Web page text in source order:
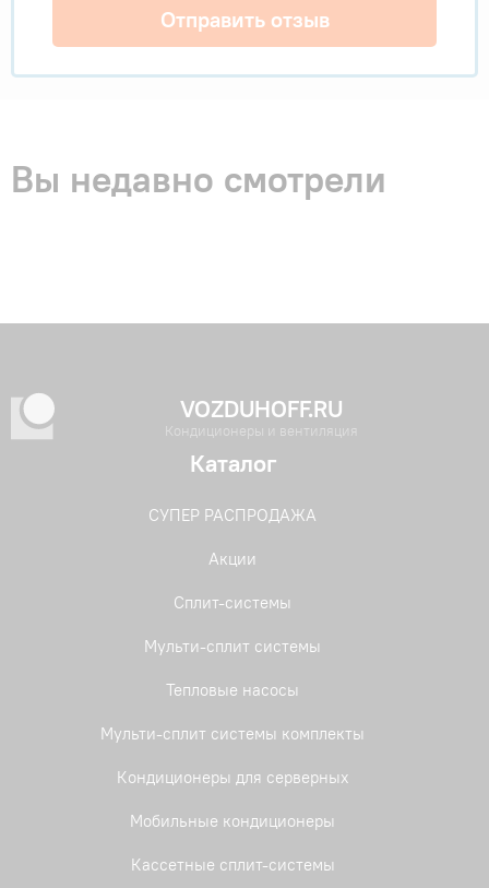
Отправить отзыв
Вы недавно смотрели
VOZDUHOFF.RU
Кондиционеры и вентиляция
Каталог
СУПЕР РАСПРОДАЖА
Акции
Сплит-системы
Мульти-сплит системы
Тепловые насосы
Мульти-сплит системы комплекты
Кондиционеры для серверных
Мобильные кондиционеры
Кассетные сплит-системы